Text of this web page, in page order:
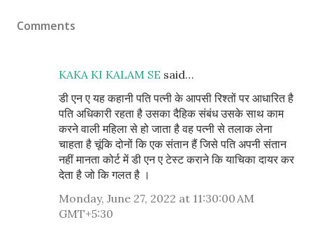
Comments
KAKA KI KALAM SE said…
डी एन ए यह कहानी पति पत्नी के आपसी रिश्तों पर आधारित है
पति अधिकारी रहता है उसका दैहिक संबंध उसके साथ काम
करने वाली महिला से हो जाता है वह पत्नी से तलाक लेना
चाहता है चूंकि दोनों कि एक संतान हैं जिसे पति अपनी संतान
नहीं मानता कोर्ट में डी एन ए टेस्ट कराने कि याचिका दायर कर
देता है जो कि गलत है ।
Monday, June 27, 2022 at 11:30:00 AM
GMT+5:30